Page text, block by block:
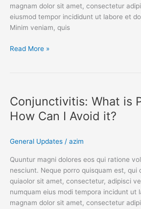
magnam dolor sit amet, consectetur
eiusmod tempor incididunt ut labore et
Minim veniam, quis
Read More »
Conjunctivitis: What is
How Can I Avoid it?
General Updates / azim
Quuntur magni dolores eos qui ratione
nesciunt. Neque porro quisquam est, qui
quiaolor sit amet, consectetur, adipisci
numquam eius modi tempora incidunt ut
magnam dolor sit amet, consectetur
is
Pink
Eye
How
Avoid
it?